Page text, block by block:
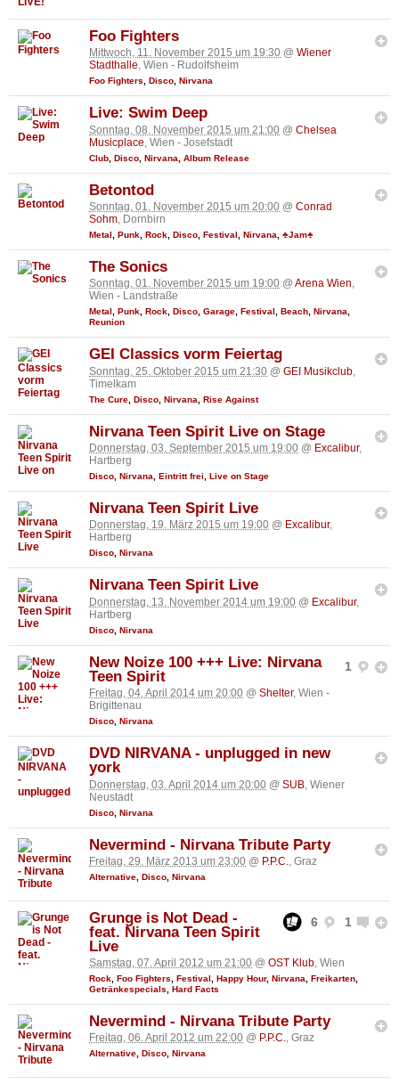
Foo Fighters
Mittwoch, 11. November 2015 um 19:30 @ Wiener
Stadthalle, Wien - Rudolfsheim
Foo Fighters, Disco, Nirvana
Live: Swim Deep
Sonntag, 08. November 2015 um 21:00 @ Chelsea
Musicplace , Wien - Josefstadt
Club Disco Nirvana Album Release
Betontod
Sonntag, 01. November 2015 um 20:00 @ Conrad
Sohm, Dornbirn
Metal Punk Rock Disco Festival Nirvana ♣Jam♣
The Sonics
Sonntag, 01. November 2015 um 19:00 @ Arena Wien,
Wien - Landstraße
Metal , Punk, Rock, Disco, Garage, Festival , Beach, Nirvana,
Reunion
GEI Classics vorm Feiertag
Sonntag, 25. Oktober 2015 um 21:30 @ GEI Musikclub
Timelkam
The Cure Disco Nirvana Rise Against
Nirvana Teen Spirit Live on Stage
Donnerstag, 03. September 2015 um 19:00 @ Excalibur,
Hartberg
Disco Nirvana Eintritt frei Live on Stage
Nirvana Teen Spirit Live
Donnerstag, 19. März 2015 um 19:00 @ Excalibur,
Hartberg
Disco, Nirvana
Nirvana Teen Spirit Live
Donnerstag, 13. November 2014 um 19:00 @ Excalibur,
Hartberg
Disco Nirvana
1
New Noize 100 +++ Live: Nirvana
Teen Spirit
Freitag, 04. April 2014 um 20:00 @ Shelter, Wien -
Brigittenau
Disco Nirvana
DVD NIRVANA - unplugged in new
york
Donnerstag, 03. April 2014 um 20:00 @ SUB , Wiener
Neustadt
Disco Nirvana
Nevermind - Nirvana Tribute Party
Freitag, 29. März 2013 um 23:00 @ P.P.C., Graz
Alternative Disco Nirvana
6 1
Grunge is Not Dead -
feat. Nirvana Teen Spirit
Live
Samstag, 07. April 2012 um 21:00 @ OST Klub, Wien
Rock Foo Fighters Festival Happy Hour, Nirvana Freikarten
Getränkespecials
Hard Facts
Nevermind - Nirvana Tribute Party
Freitag, 06. April 2012 um 22:00 @ P.P.C., Graz
Alternative, Disco, Nirvana